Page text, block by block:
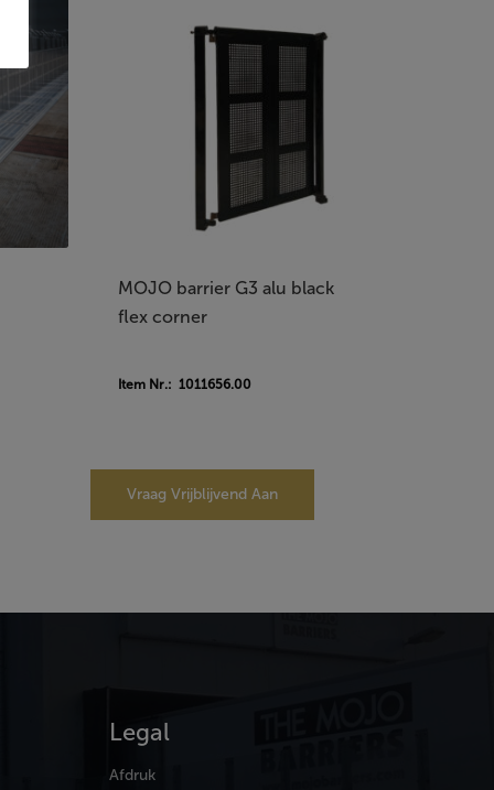
MOJO barrier G3 alu black
flex corner
Item Nr.: 1011656.00
Vraag Vrijblijvend Aan
Legal
Afdruk